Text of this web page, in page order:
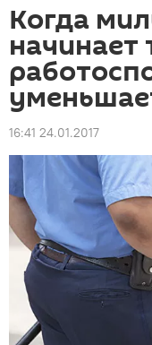
Когда
начинает
16:41 24.01.2017